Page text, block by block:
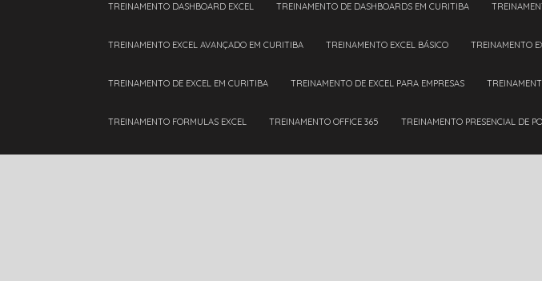
TREINAMENTO DASHBOARD EXCEL TREINAMENTO DE DASHBOARDS EM CURITIBA
TREINAMENTO EXCEL AVANÇADO EM CURITIBA TREINAMENTO EXCEL BÁSICO TREINAMENTO
TREINAMENTO DE EXCEL EM CURITIBA TREINAMENTO DE EXCEL PARA EMPRESAS
TREINAMENTO FORMULAS EXCEL TREINAMENTO OFFICE 365 TREINAMENTO PRESENCIAL DE